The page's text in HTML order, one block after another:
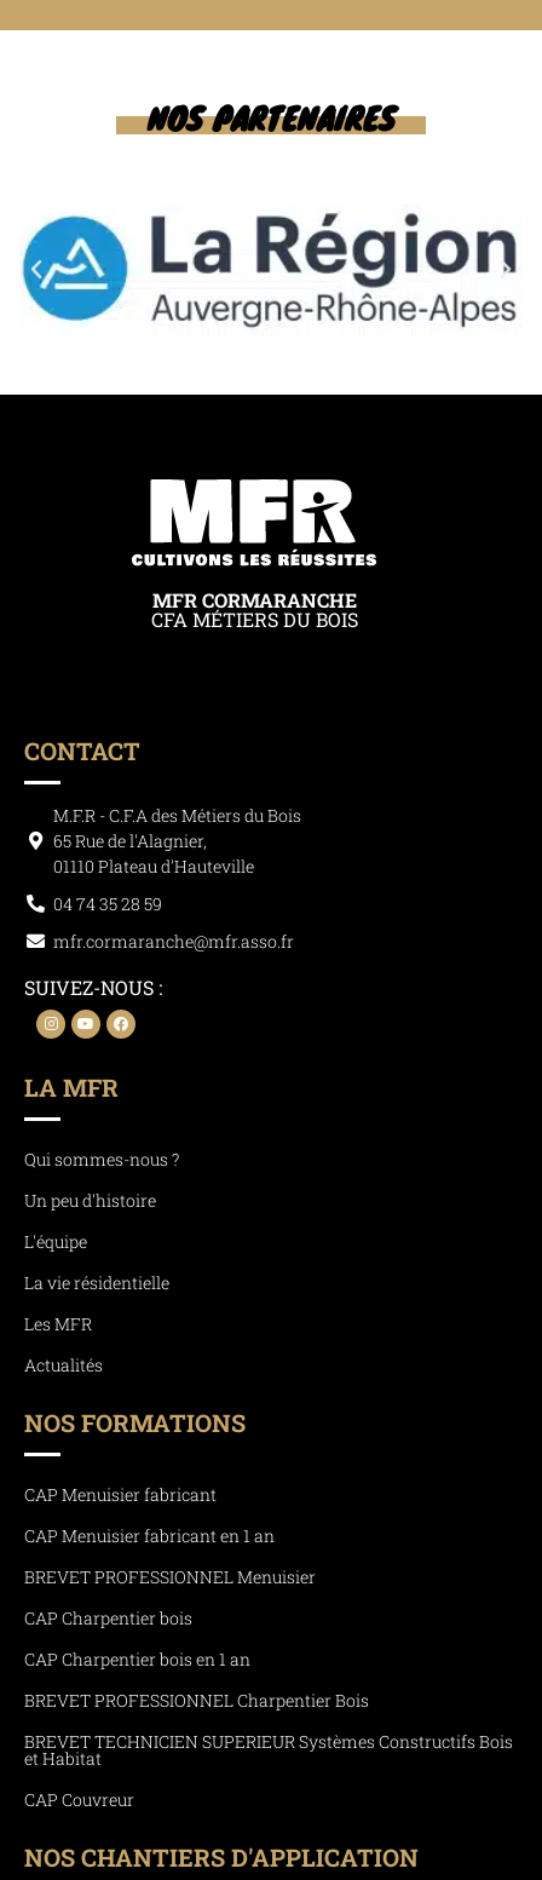
NOS PARTENAIRES
MFR CORMARANCHE
CFA MÉTIERS DU BOIS
CONTACT
M.F.R - C.F.A des Métiers du Bois
65 Rue de l'Alagnier,
01110 Plateau d'Hauteville
04 74 35 28 59
mfr.cormaranche@mfr.asso.fr
SUIVEZ-NOUS :
LA MFR
Qui sommes-nous ?
Un peu d'histoire
L'équipe
La vie résidentielle
Les MFR
Actualités
NOS FORMATIONS
CAP Menuisier fabricant
CAP Menuisier fabricant en 1 an
BREVET PROFESSIONNEL Menuisier
CAP Charpentier bois
CAP Charpentier bois en 1 an
BREVET PROFESSIONNEL Charpentier Bois
BREVET TECHNICIEN SUPERIEUR Systèmes Constructifs Bois
et Habitat
CAP Couvreur
NOS CHANTIERS D'APPLICATION